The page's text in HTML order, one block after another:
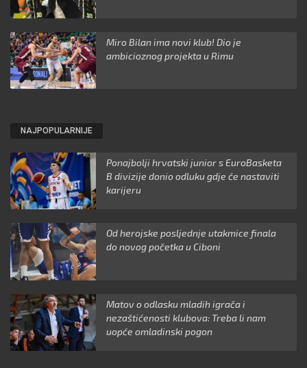
Miro Bilan ima novi klub! Dio je
ambicioznog projekta u Rimu
NAJPOPULARNIJE
Ponajbolji hrvatski junior s EuroBasketa
B divizije donio odluku gdje će nastaviti
karijeru
Od herojske posljednje utakmice finala
do novog početka u Ciboni
Matov o odlasku mladih igrača i
nezaštićenosti klubova: Treba li nam
uopće omladinski pogon